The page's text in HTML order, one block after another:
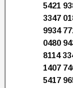
5421
3347
9934
0480
8114
1407
5417